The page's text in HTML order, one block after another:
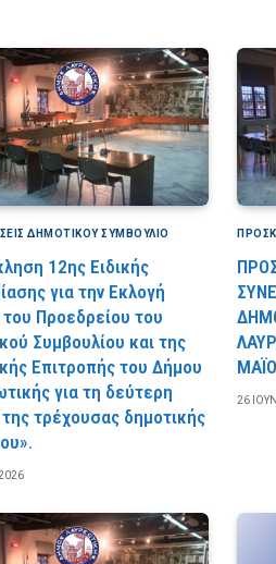
ΔΗΜΟΤΙΚΟΎ ΣΥΜΒΟΎΛΙΟ
12ης Ειδικής
για την Εκλογή
Προεδρείου του
Συμβουλίου και της
Επιτροπής του Δήμου
για τη δεύτερη
της τρέχουσας δημοτικής
26